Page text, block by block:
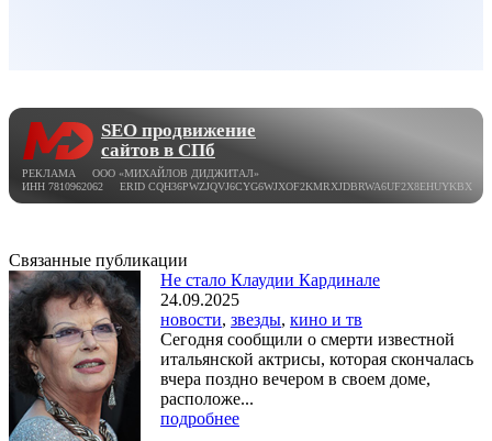
SEO продвижение
сайтов в СПб
РЕКЛАМА ООО «МИХАЙЛОВ ДИДЖИТАЛ»
ИНН 7810962062 ERID CQH36PWZJQVJ6CYG6WJXOF2KMRXJDBRWA6UF2X8EHUYKBX
Связанные публикации
Не стало Клаудии Кардинале
24.09.2025
новости, звезды, кино и тв
Сегодня сообщили о смерти известной
итальянской актрисы, которая скончалась
вчера поздно вечером в своем доме,
расположе...
подробнее